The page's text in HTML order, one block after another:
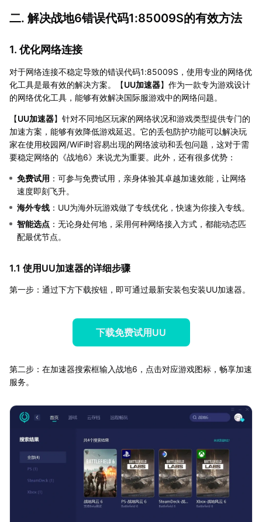
二. 解决战地6错误代码1:85009S的有效方法
1. 优化网络连接
对于网络连接不稳定导致的错误代码1:85009S，使用专业的网络优
化工具是最有效的解决方案。【UU加速器】作为一款专为游戏设计
的网络优化工具，能够有效解决国际服游戏中的网络问题。
【UU加速器】针对不同地区玩家的网络状况和游戏类型提供专门的
加速方案，能够有效降低游戏延迟。它的丢包防护功能可以解决玩
家在使用校园网/WiFi时容易出现的网络波动和丢包问题，这对于需
要稳定网络的《战地6》来说尤为重要。此外，还有很多优势：
免费试用 ：可参与免费试用，亲身体验其卓越加速效能，让网络
速度即刻飞升。
海外专线 ：UU为海外玩游戏做了专线优化，快速为你接入专线。
智能选点 ：无论身处何地，采用何种网络接入方式，都能动态匹
配最优节点。
1.1 使用UU加速器的详细步骤
第一步：通过下方下载按钮，即可通过最新安装包安装UU加速器。
下载免费试用UU
第二步：在加速器搜索框输入战地6，点击对应游戏图标，畅享加速
服务。